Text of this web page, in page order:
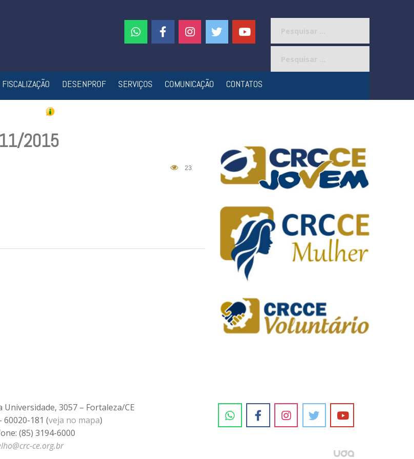
FISCALIZAÇÃO DESENPROF SERVIÇOS COMUNICAÇÃO CONTATOS
2015
23
Universidade, 3057 – Fortaleza/CE
60020-181 (veja no mapa)
(85) 3194-6000
ce.org.br